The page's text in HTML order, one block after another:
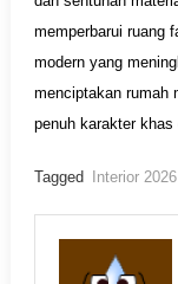
memperbarui ruang
modern yang
menciptakan rumah
penuh karakter khas
Tagged Interior 2026